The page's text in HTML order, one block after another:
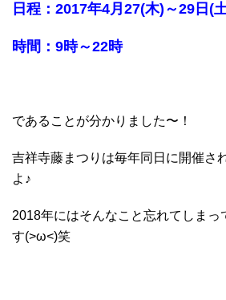
日程：2017年4月27(木)～29日(
時間：9時～22時
であることが分かりました〜！
吉祥寺藤まつりは毎年同日に開催さ
よ♪
2018年にはそんなこと忘れてしまっ
す(>ω<)笑